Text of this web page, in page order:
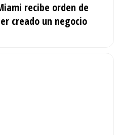
recibe orden de
creado un negocio